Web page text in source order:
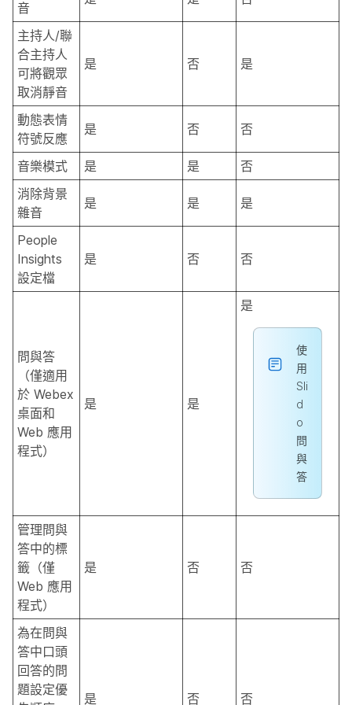
音
主持人/聯
合主持人
可將觀眾
取消靜音
是 否 是
動態表情
符號反應
是 否 否
音樂模式 是 是
否
消除背景
雜音
是 是 是
People
Insights
設定檔
是 否 否
問與答
（僅適用
於 Webex
桌面和
Web 應用
程式）
是 是
是
使
用
Sli
d
o
問
與
答
管理問與
答中的標
籤（僅
Web 應用
程式）
是 否 否
為在問與
答中口頭
回答的問
題設定優
是 否 否